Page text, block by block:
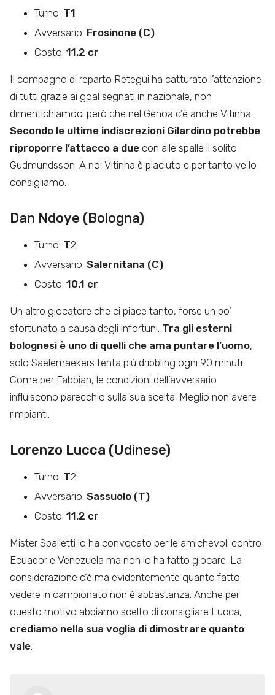
Turno: T1
Avversario: Frosinone (C)
Costo: 11.2 cr
Il compagno di reparto Retegui ha catturato l’attenzione
di tutti grazie ai goal segnati in nazionale, non
dimentichiamoci però che nel Genoa c’è anche Vitinha.
Secondo le ultime indiscrezioni Gilardino potrebbe
riproporre l’attacco a due con alle spalle il solito
Gudmundsson. A noi Vitinha è piaciuto e per tanto ve lo
consigliamo.
Dan Ndoye (Bologna)
Turno: T2
Avversario: Salernitana (C)
Costo: 10.1 cr
Un altro giocatore che ci piace tanto, forse un po’
sfortunato a causa degli infortuni. Tra gli esterni
bolognesi è uno di quelli che ama puntare l’uomo,
solo Saelemaekers tenta più dribbling ogni 90 minuti.
Come per Fabbian, le condizioni dell’avversario
influiscono parecchio sulla sua scelta. Meglio non avere
rimpianti.
Lorenzo Lucca (Udinese)
Turno: T2
Avversario: Sassuolo (T)
Costo: 11.2 cr
Mister Spalletti lo ha convocato per le amichevoli contro
Ecuador e Venezuela ma non lo ha fatto giocare. La
considerazione c’è ma evidentemente quanto fatto
vedere in campionato non è abbastanza. Anche per
questo motivo abbiamo scelto di consigliare Lucca,
crediamo nella sua voglia di dimostrare quanto
vale.